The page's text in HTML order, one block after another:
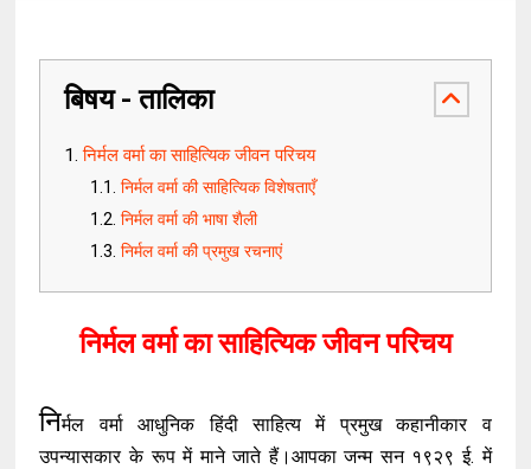
बिषय - तालिका
निर्मल वर्मा का साहित्यिक जीवन परिचय
निर्मल वर्मा की साहित्यिक विशेषताएँ
निर्मल वर्मा की भाषा शैली
निर्मल वर्मा की प्रमुख रचनाएं
निर्मल वर्मा का साहित्यिक जीवन परिचय
निर्मल वर्मा आधुनिक हिंदी साहित्य में प्रमुख कहानीकार व
उपन्यासकार के रूप में माने जाते हैं।आपका जन्म सन १९२९ ई. में